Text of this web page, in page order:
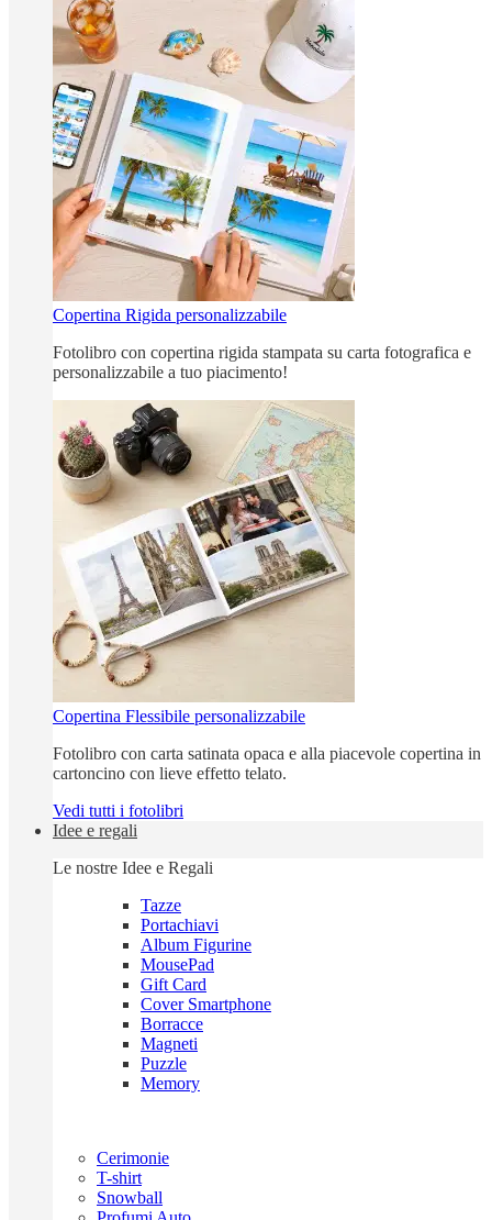
Copertina Rigida personalizzabile
Fotolibro con copertina rigida stampata su carta fotografica e
personalizzabile a tuo piacimento!
Copertina Flessibile personalizzabile
Fotolibro con carta satinata opaca e alla piacevole copertina in
cartoncino con lieve effetto telato.
Vedi tutti i fotolibri
Idee e regali
Le nostre Idee e Regali
Tazze
Portachiavi
Album Figurine
MousePad
Gift Card
Cover Smartphone
Borracce
Magneti
Puzzle
Memory
Cerimonie
T-shirt
Snowball